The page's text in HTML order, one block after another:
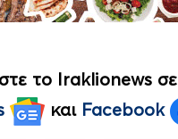
το Iraklionews σε
και Facebook